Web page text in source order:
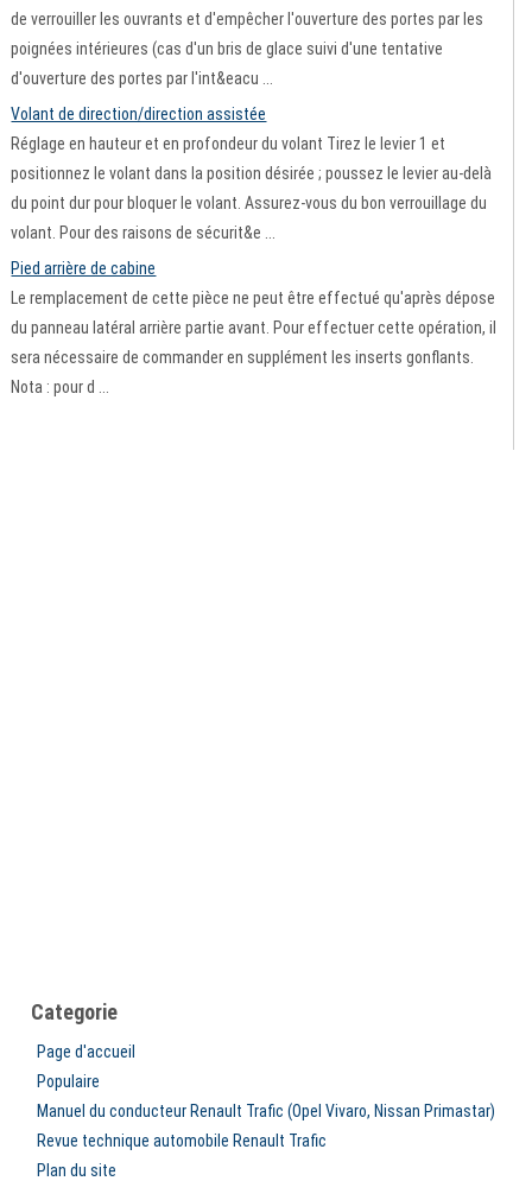
de verrouiller les ouvrants et d'empêcher l'ouverture des portes par les
poignées intérieures (cas d'un bris de glace suivi d'une tentative
d'ouverture des portes par l'int&eacu ...
Volant de direction/direction assistée
Réglage en hauteur et en profondeur du volant Tirez le levier 1 et
positionnez le volant dans la position désirée ; poussez le levier au-delà
du point dur pour bloquer le volant. Assurez-vous du bon verrouillage du
volant. Pour des raisons de sécurit&e ...
Pied arrière de cabine
Le remplacement de cette pièce ne peut être effectué qu'après dépose
du panneau latéral arrière partie avant. Pour effectuer cette opération, il
sera nécessaire de commander en supplément les inserts gonflants.
Nota : pour d ...
Categorie
Page d'accueil
Populaire
Manuel du conducteur Renault Trafic (Opel Vivaro, Nissan Primastar)
Revue technique automobile Renault Trafic
Plan du site